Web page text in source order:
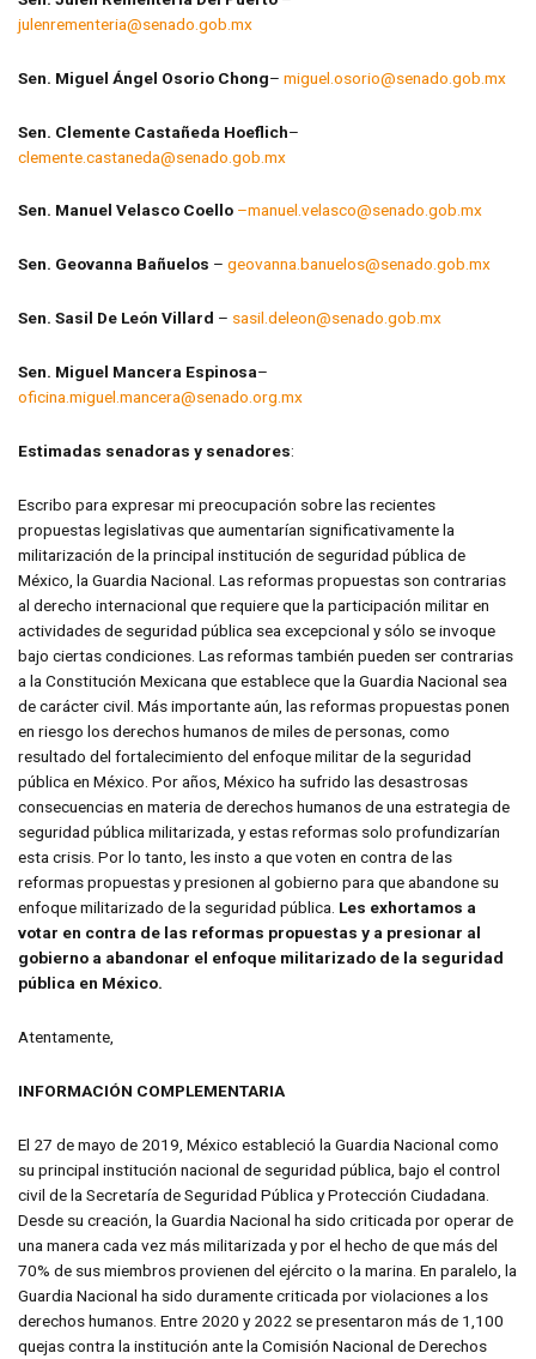
julenrementeria@senado.gob.mx
Sen. Miguel Ángel Osorio Chong– miguel.osorio@senado.gob.mx
Sen. Clemente Castañeda Hoeflich–
clemente.castaneda@senado.gob.mx
Sen. Manuel Velasco Coello –manuel.velasco@senado.gob.mx
Sen. Geovanna Bañuelos – geovanna.banuelos@senado.gob.mx
Sen. Sasil De León Villard – sasil.deleon@senado.gob.mx
Sen. Miguel Mancera Espinosa–
oficina.miguel.mancera@senado.org.mx
Estimadas senadoras y senadores:
Escribo para expresar mi preocupación sobre las recientes
propuestas legislativas que aumentarían significativamente la
militarización de la principal institución de seguridad pública de
México, la Guardia Nacional. Las reformas propuestas son contrarias
al derecho internacional que requiere que la participación militar en
actividades de seguridad pública sea excepcional y sólo se invoque
bajo ciertas condiciones. Las reformas también pueden ser contrarias
a la Constitución Mexicana que establece que la Guardia Nacional sea
de carácter civil. Más importante aún, las reformas propuestas ponen
en riesgo los derechos humanos de miles de personas, como
resultado del fortalecimiento del enfoque militar de la seguridad
pública en México. Por años, México ha sufrido las desastrosas
consecuencias en materia de derechos humanos de una estrategia de
seguridad pública militarizada, y estas reformas solo profundizarían
esta crisis. Por lo tanto, les insto a que voten en contra de las
reformas propuestas y presionen al gobierno para que abandone su
enfoque militarizado de la seguridad pública. Les exhortamos a
votar en contra de las reformas propuestas y a presionar al
gobierno a abandonar el enfoque militarizado de la seguridad
pública en México.
Atentamente,
INFORMACIÓN COMPLEMENTARIA
El 27 de mayo de 2019, México estableció la Guardia Nacional como
su principal institución nacional de seguridad pública, bajo el control
civil de la Secretaría de Seguridad Pública y Protección Ciudadana.
Desde su creación, la Guardia Nacional ha sido criticada por operar de
una manera cada vez más militarizada y por el hecho de que más del
70% de sus miembros provienen del ejército o la marina. En paralelo, la
Guardia Nacional ha sido duramente criticada por violaciones a los
derechos humanos. Entre 2020 y 2022 se presentaron más de 1,100
quejas contra la institución ante la Comisión Nacional de Derechos